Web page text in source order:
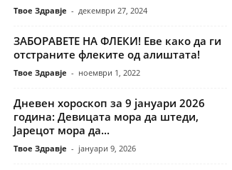
Твое Здравје - декември 27, 2024
ЗАБОРАВЕТЕ НА ФЛЕКИ! Еве како да ги
отстраните флеките од алиштата!
Твое Здравје - ноември 1, 2022
Дневен хороскоп за 9 јануари 2026
година: Девицата мора да штеди,
Јарецот мора да...
Твое Здравје - јануари 9, 2026